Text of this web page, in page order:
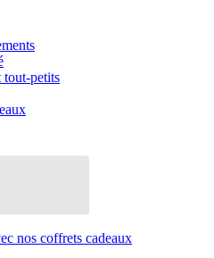
tout-petits
nos coffrets cadeaux